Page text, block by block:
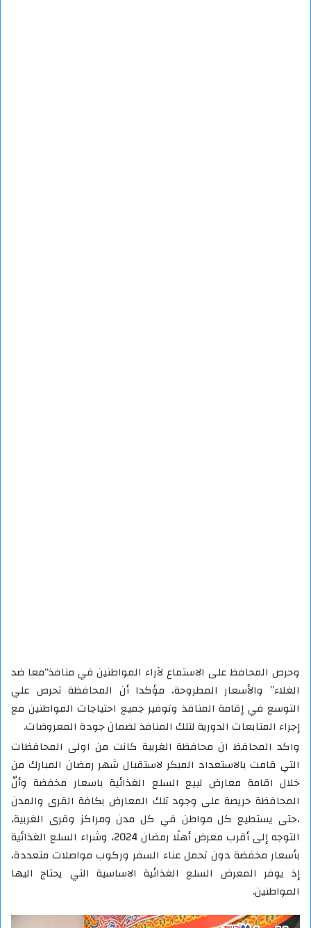
وحرص المحافظ على الاستماع لآراء المواطنين في منافذ“معا ضد
الغلاء” والأسعار المطروحة، مؤكدا أن المحافظة تحرص علي
التوسع في إقامة المنافذ وتوفير جميع احتياجات المواطنين مع
إجراء المتابعات الدورية لتلك المنافذ لضمان جودة المعروضات.
واكد المحافظ ان محافظة الغربية كانت من اولى المحافظات
التي قامت بالاستعداد المبكر لاستقبال شهر رمضان المبارك من
خلال اقامة معارض لبيع السلع الغذائية باسعار مخفضة وأنّ
المحافظة حريصة على وجود تلك المعارض بكافة القرى والمدن
،حتى يستطيع كل مواطن في كل مدن ومراكز وقرى الغربية،
التوجه إلى أقرب معرض أهلًا رمضان 2024، وشراء السلع الغذائية
بأسعار مخفضة دون تحمل عناء السفر وركوب مواصلات متعددة،
إذ يوفر المعرض السلع الغذائية الاساسية التي يحتاج اليها
المواطنين.